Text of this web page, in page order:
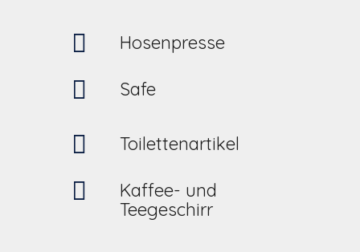
Hosenpresse
Safe
Toilettenartikel
Kaffee- und
Teegeschirr